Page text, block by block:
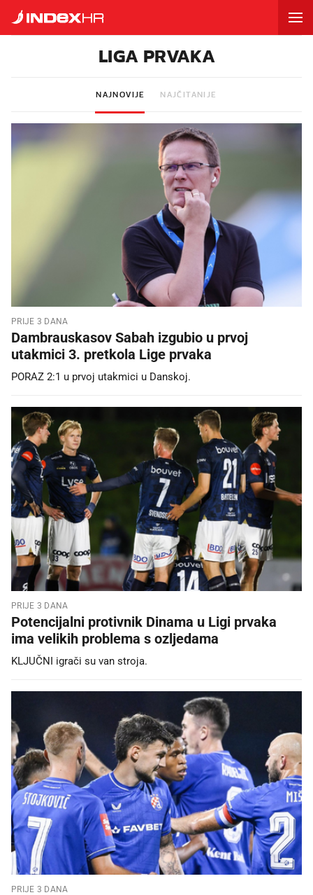
LIGA PRVAKA
NAJNOVIJE NAJČITANIJE
PRIJE 3 DANA
Dambrauskasov Sabah izgubio u prvoj
utakmici 3. pretkola Lige prvaka
PORAZ 2:1 u prvoj utakmici u Danskoj.
PRIJE 3 DANA
Potencijalni protivnik Dinama u Ligi prvaka
ima velikih problema s ozljedama
KLJUČNI igrači su van stroja.
PRIJE 3 DANA